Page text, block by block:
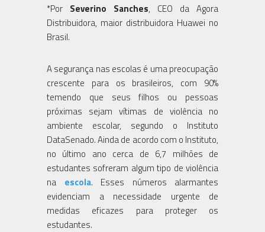
*Por Severino Sanches, CEO da Agora
Distribuidora, maior distribuidora Huawei no
Brasil.
A segurança nas escolas é uma preocupação
crescente para os brasileiros, com 90%
temendo que seus filhos ou pessoas
próximas sejam vítimas de violência no
ambiente escolar, segundo o Instituto
DataSenado. Ainda de acordo com o Instituto,
no último ano cerca de 6,7 milhões de
estudantes sofreram algum tipo de violência
na escola. Esses números alarmantes
evidenciam a necessidade urgente de
medidas eficazes para proteger os
estudantes.